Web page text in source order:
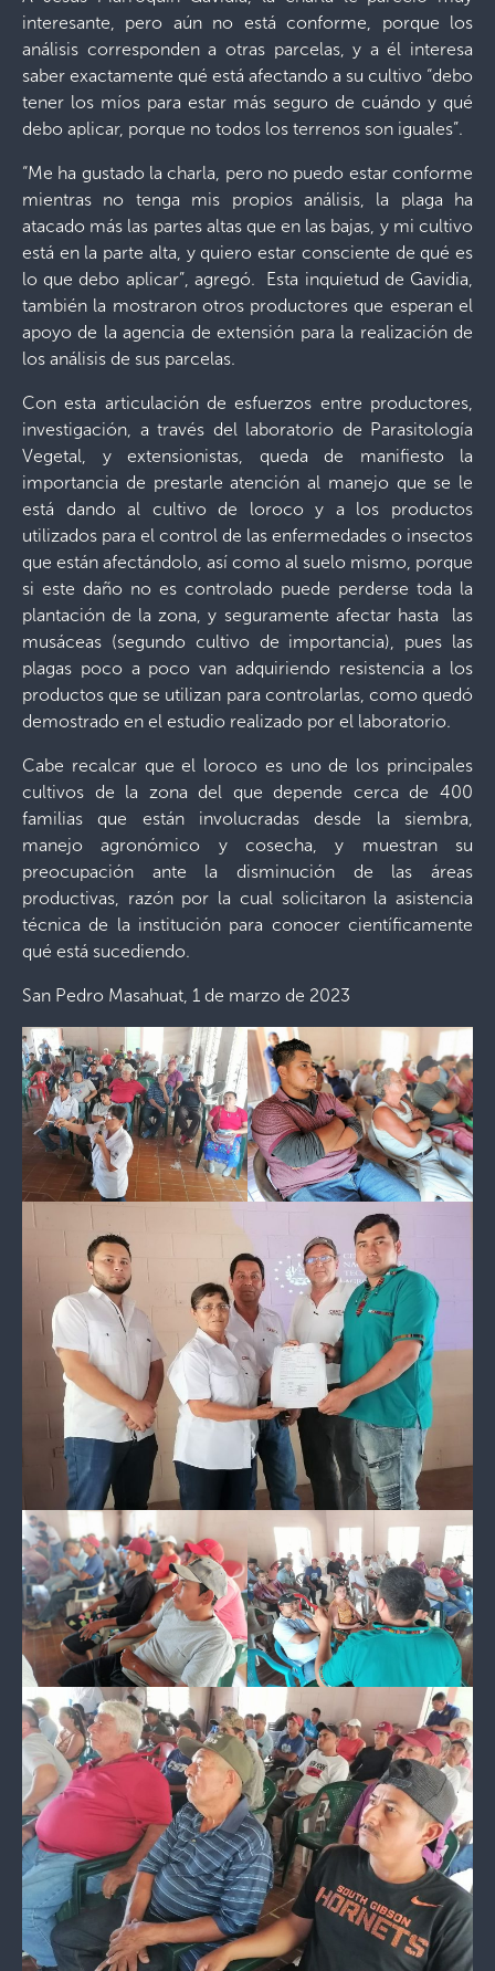
interesante, pero aún no está conforme, porque los
análisis corresponden a otras parcelas, y a él interesa
saber exactamente qué está afectando a su cultivo “debo
tener los míos para estar más seguro de cuándo y qué
debo aplicar, porque no todos los terrenos son iguales”.
“Me ha gustado la charla, pero no puedo estar conforme
mientras no tenga mis propios análisis, la plaga ha
atacado más las partes altas que en las bajas, y mi cultivo
está en la parte alta, y quiero estar consciente de qué es
lo que debo aplicar”, agregó. Esta inquietud de Gavidia,
también la mostraron otros productores que esperan el
apoyo de la agencia de extensión para la realización de
los análisis de sus parcelas.
Con esta articulación de esfuerzos entre productores,
investigación, a través del laboratorio de Parasitología
Vegetal, y extensionistas, queda de manifiesto la
importancia de prestarle atención al manejo que se le
está dando al cultivo de loroco y a los productos
utilizados para el control de las enfermedades o insectos
que están afectándolo, así como al suelo mismo, porque
si este daño no es controlado puede perderse toda la
plantación de la zona, y seguramente afectar hasta las
musáceas (segundo cultivo de importancia), pues las
plagas poco a poco van adquiriendo resistencia a los
productos que se utilizan para controlarlas, como quedó
demostrado en el estudio realizado por el laboratorio.
Cabe recalcar que el loroco es uno de los principales
cultivos de la zona del que depende cerca de 400
familias que están involucradas desde la siembra,
manejo agronómico y cosecha, y muestran su
preocupación ante la disminución de las áreas
productivas, razón por la cual solicitaron la asistencia
técnica de la institución para conocer científicamente
qué está sucediendo.
San Pedro Masahuat, 1 de marzo de 2023